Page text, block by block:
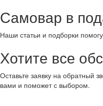
Самовар в
Наши статьи и подборки
Хотите все
Оставьте заявку на обратный
вами и поможет с выбором.